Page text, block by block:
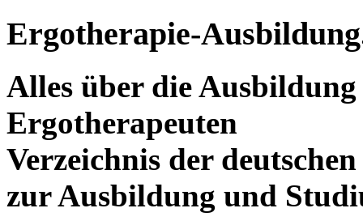
Ergotherapie-
Alles über die
Ergotherapeuten
Verzeichnis der
zur Ausbildung und